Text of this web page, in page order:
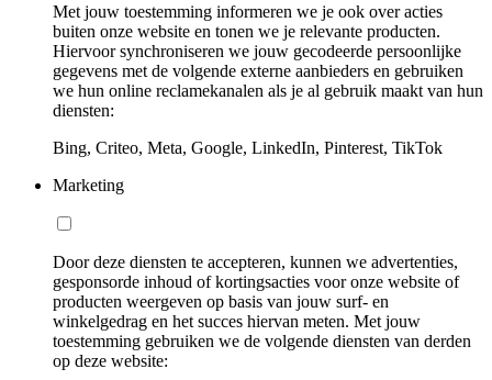
Met jouw toestemming informeren we je ook over acties
buiten onze website en tonen we je relevante producten.
Hiervoor synchroniseren we jouw gecodeerde persoonlijke
gegevens met de volgende externe aanbieders en gebruiken
we hun online reclamekanalen als je al gebruik maakt van hun
diensten:
Bing, Criteo, Meta, Google, LinkedIn, Pinterest, TikTok
Marketing
Door deze diensten te accepteren, kunnen we advertenties,
gesponsorde inhoud of kortingsacties voor onze website of
producten weergeven op basis van jouw surf- en
winkelgedrag en het succes hiervan meten. Met jouw
toestemming gebruiken we de volgende diensten van derden
op deze website: